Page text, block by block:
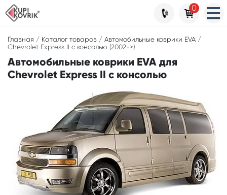
Главная / Каталог товаров / Автомобильные коврики EVA /
Chevrolet Express II с консолью (2002->)
Автомобильные коврики EVA для
Chevrolet Express II с консолью
0